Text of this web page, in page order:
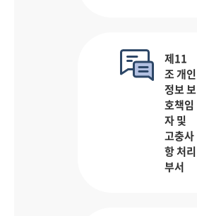
제11
조 개인
정보 보
호책임
자 및
고충사
항 처리
부서